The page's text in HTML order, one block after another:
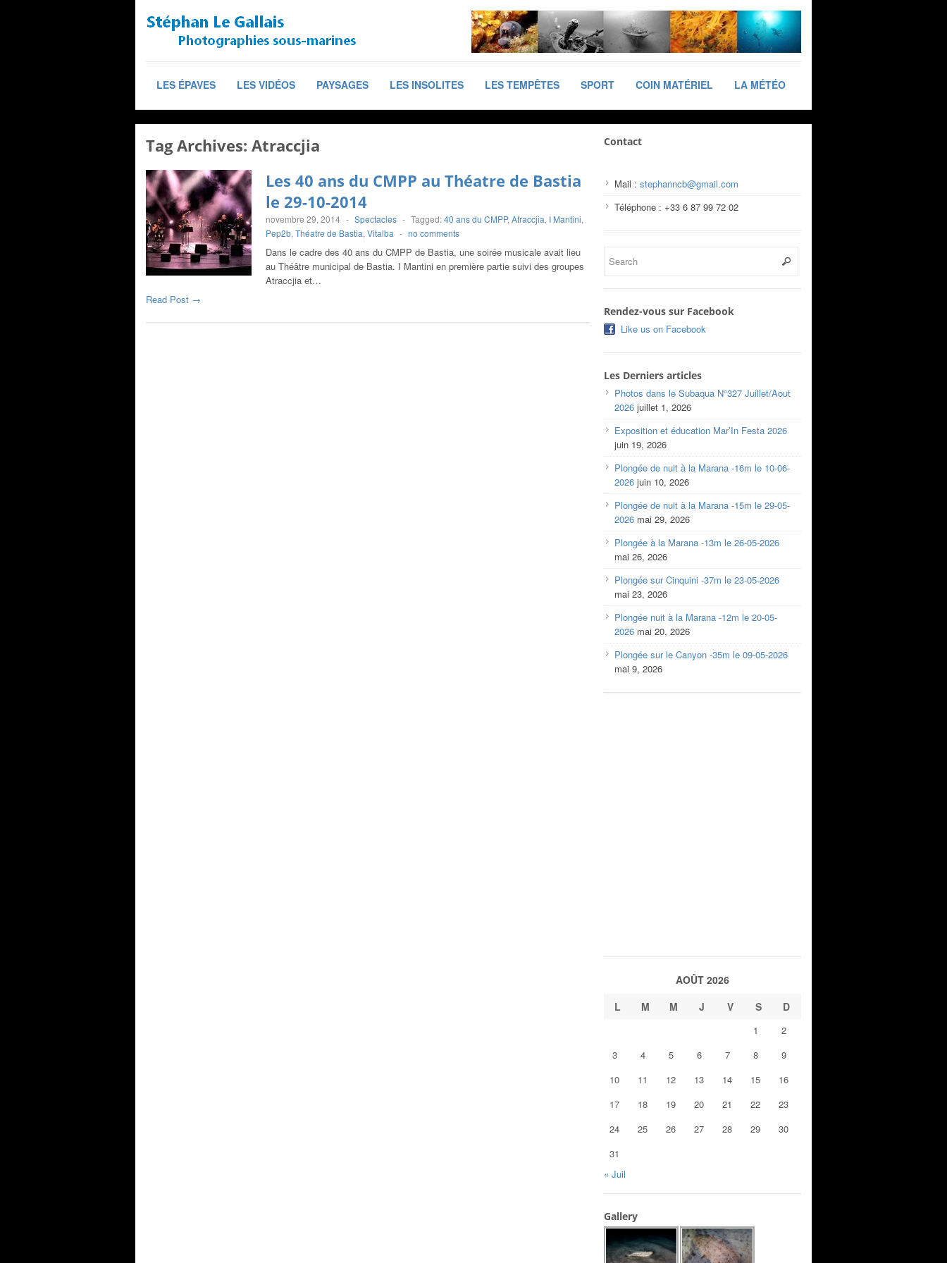
LES ÉPAVES LES VIDÉOS PAYSAGES LES INSOLITES LES TEMPÊTES SPORT COIN MATÉRIEL LA MÉTÉO
Tag Archives: Atraccjia
Les 40 ans du CMPP au Théatre de Bastia
le 29-10-2014
novembre 29, 2014 - Spectacles - Tagged:40 ans du CMPP, Atraccjia, I Mantini,
Pep2b, Théatre de Bastia, Vitalba - no comments
Dans le cadre des 40 ans du CMPP de Bastia, une soirée musicale avait lieu
au Théâtre municipal de Bastia. I Mantini en première partie suivi des groupes
Atraccjia et…
Read Post →
Contact
Mail : stephanncb@gmail.com
Téléphone : +33 6 87 99 72 02
Rendez-vous sur Facebook
Like us on Facebook
Les Derniers articles
Photos dans le Subaqua N°327 Juillet/Aout
2026 juillet 1, 2026
Exposition et éducation Mar’In Festa 2026
juin 19, 2026
Plongée de nuit à la Marana -16m le 10-06-
2026 juin 10, 2026
Plongée de nuit à la Marana -15m le 29-05-
2026 mai 29, 2026
Plongée à la Marana -13m le 26-05-2026
mai 26, 2026
Plongée sur Cinquini -37m le 23-05-2026
mai 23, 2026
Plongée nuit à la Marana -12m le 20-05-
2026 mai 20, 2026
Plongée sur le Canyon -35m le 09-05-2026
mai 9, 2026
AOÛT 2026
L
M M J V S D
1
2
3
4 5 6 7 8
9
10
11 12 13 14 15
16
17
18 19 20 21 22
23
24
25 26 27 28 29
30
31
« Juil
Gallery